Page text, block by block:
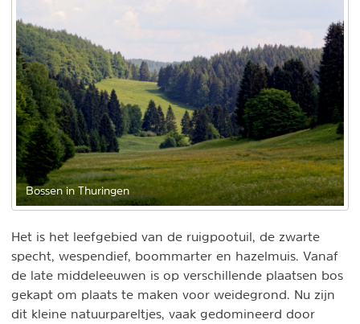
Bossen in Thuringen
Het is het leefgebied van de ruigpootuil, de zwarte
specht, wespendief, boommarter en hazelmuis. Vanaf
de late middeleeuwen is op verschillende plaatsen bos
gekapt om plaats te maken voor weidegrond. Nu zijn
dit kleine natuurpareltjes, vaak gedomineerd door